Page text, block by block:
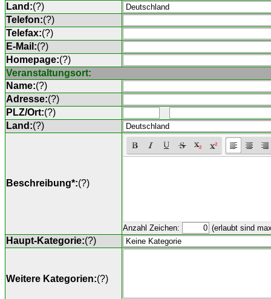
Land:(?)
Telefon:(?)
Telefax:(?)
E-Mail:(?)
Homepage:(?)
Veranstaltungsort:
Name:(?)
Adresse:(?)
PLZ/Ort:(?)
Land:(?)
Beschreibung*:(?)
Anzahl Zeichen: (erlaubt sind
Haupt-Kategorie:(?)
Weitere Kategorien:(?)